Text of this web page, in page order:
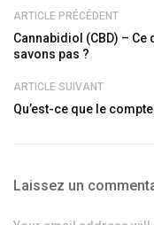
ARTICLE PRÉCÉDENT
Cannabidiol (CBD) –
savons pas ?
ARTICLE SUIVANT
Qu’est-ce que le
Laissez un